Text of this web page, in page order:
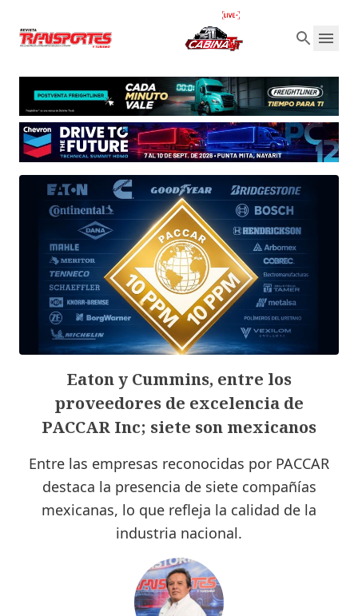
Eaton y Cummins, entre los
proveedores de excelencia de
PACCAR Inc; siete son mexicanos
Entre las empresas reconocidas por PACCAR
destaca la presencia de siete compañías
mexicanas, lo que refleja la calidad de la
industria nacional.